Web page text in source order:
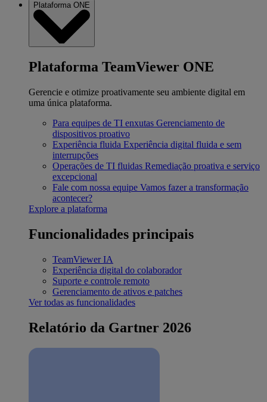
Plataforma ONE
Plataforma TeamViewer ONE
Gerencie e otimize proativamente seu ambiente digital em
uma única plataforma.
Para equipes de TI enxutas Gerenciamento de
dispositivos proativo
Experiência fluida Experiência digital fluida e sem
interrupções
Operações de TI fluidas Remediação proativa e serviço
excepcional
Fale com nossa equipe Vamos fazer a transformação
acontecer?
Explore a plataforma
Funcionalidades principais
TeamViewer IA
Experiência digital do colaborador
Suporte e controle remoto
Gerenciamento de ativos e patches
Ver todas as funcionalidades
Relatório da Gartner 2026